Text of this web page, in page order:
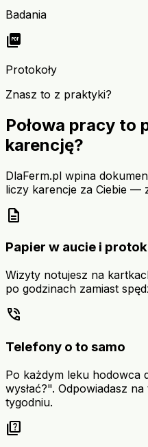
Badania
picture_as_pdf
Protokoły
Znasz to z praktyki?
Połowa pracy to
karencję?
DlaFerm.pl wpina
liczy karencje za Ciebie —
description
Papier w aucie i
Wizyty notujesz na
po godzinach zamiast
phone_in_talk
Telefony o to samo
Po każdym leku hodowca
wysłać?". Odpowiadasz
tygodniu.
quiz